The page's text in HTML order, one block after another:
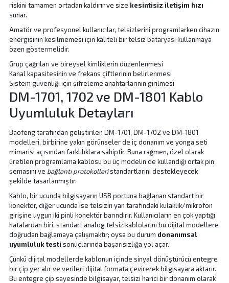
riskini tamamen ortadan kaldırır ve size kesintisiz iletişim hızı
sunar.
Amatör ve profesyonel kullanıcılar, telsizlerini programlarken cihazın
energisinin kesilmemesi için kaliteli birtelsiz bataryası kullanmaya
özen göstermelidir.
Grup çağrıları ve bireysel kimliklerin düzenlenmesi
Kanal kapasitesinin ve frekans çiftlerinin belirlenmesi
Sistem güvenliği için şifreleme anahtarlarının girilmesi
DM-1701, 1702 ve DM-1801 Kablo
Uyumluluk Detayları
Baofeng tarafından geliştirilen DM-1701, DM-1702 ve DM-1801
modelleri, birbirine yakın görünseler de iç donanım ve yonga seti
mimarisi açısından farklılıklara sahiptir. Buna rağmen, özel olarak
üretilen programlama kablosu bu üç modelin de kullandığı ortak pin
şemasını ve bağlantı protokolleristandartlarını destekleyecek
şekilde tasarlanmıştır.
Kablo, bir ucunda bilgisayarın USB portuna bağlanan standart bir
konektör, diğer ucunda ise telsizin yan tarafındaki kulaklık/mikrofon
girişine uygun iki pinli konektör barındırır. Kullanıcıların en çok yaptığı
hatalardan biri, standart analog telsiz kablolarını bu dijital modellere
doğrudan bağlamaya çalışmaktır; oysa bu durum donanımsal
uyumluluk testi sonuçlarında başarısızlığa yol açar.
Çünkü dijital modellerde kablonun içinde sinyal dönüştürücü entegre
bir çip yer alır ve verileri dijital formata çevirerek bilgisayara aktarır.
Bu entegre çip sayesinde bilgisayar, telsizi harici bir donanım olarak